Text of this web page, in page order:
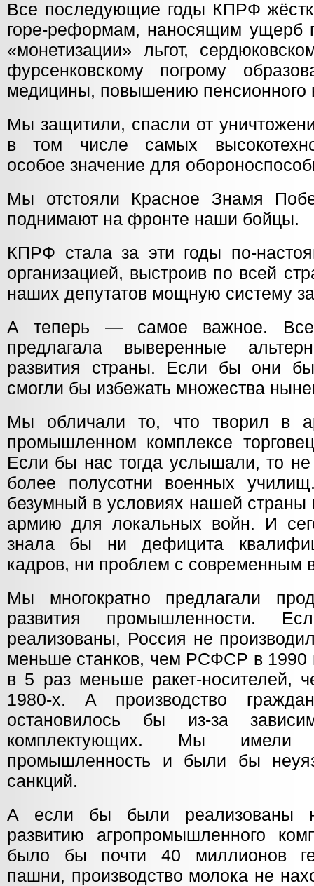
Все последующие годы КПРФ
горе-реформам, наносящим ущерб
«монетизации» льгот,
фурсенковскому погрому
медицины, повышению пенсионного
Мы защитили, спасли от
в том числе самых
особое значение для
Мы отстояли Красное Знамя
поднимают на фронте наши бойцы.
КПРФ стала за эти годы по-
организацией, выстроив по всей
наших депутатов мощную систему
А теперь — самое важное.
предлагала выверенные
развития страны. Если бы они
смогли бы избежать множества
Мы обличали то, что творил в
промышленном комплексе
Если бы нас тогда услышали, то
более полусотни военных
безумный в условиях нашей страны
армию для локальных войн. И
знала бы ни дефицита
кадров, ни проблем с современным
Мы многократно предлагали
развития промышленности.
реализованы, Россия не
меньше станков, чем РСФСР в 1990
в 5 раз меньше ракет-носителей,
1980-х. А производство
остановилось бы из-за
комплектующих. Мы имели
промышленность и были бы
санкций.
А если бы были реализованы
развитию агропромышленного
было бы почти 40 миллионов
пашни, производство молока не